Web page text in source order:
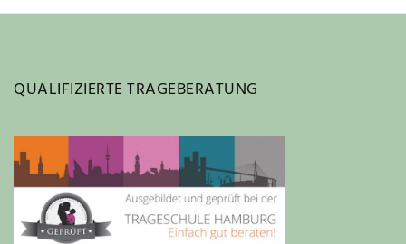
QUALIFIZIERTE TRAGEBERATUNG